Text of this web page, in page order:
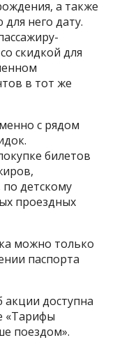
а также
него дату.
скидкой для
в тот же
с рядом
билетов
детскому
проездных
можно только
паспорта
доступна
«Тарифы
поездом».